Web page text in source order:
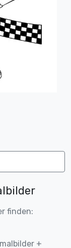
finden:
+